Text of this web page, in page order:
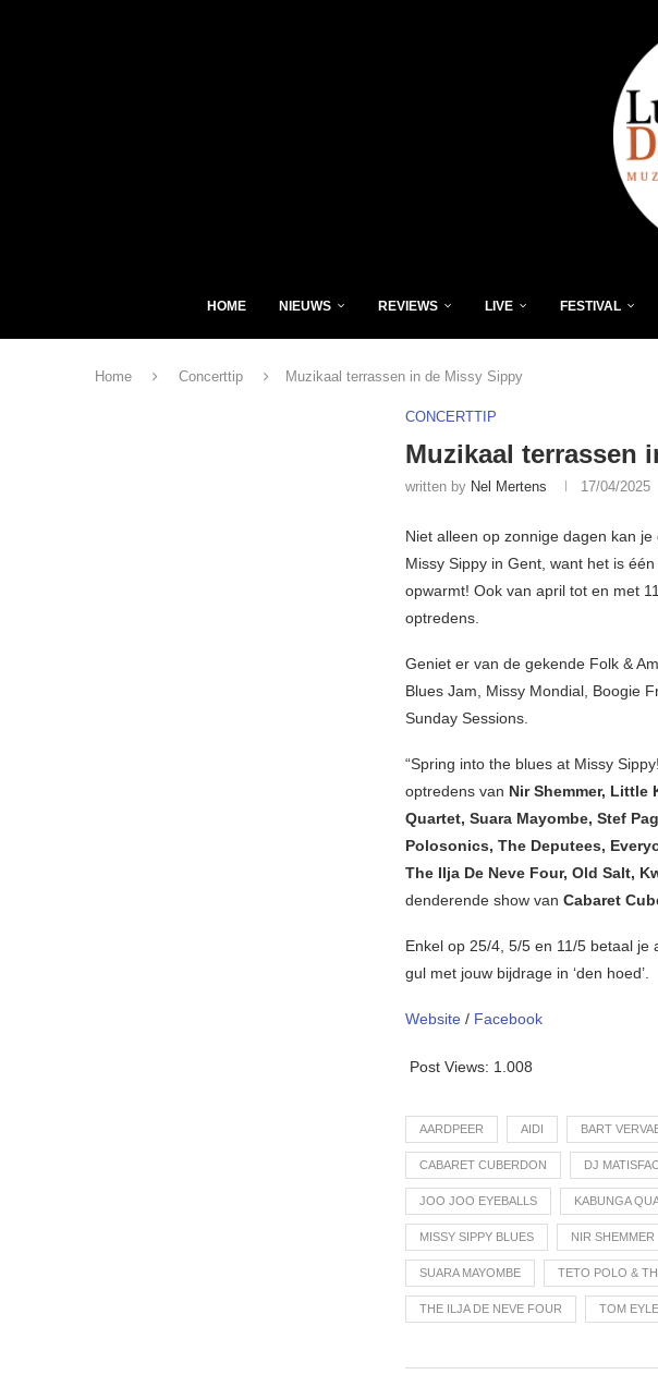
HOME NIEUWS REVIEWS LIVE FESTIVAL
Home Concerttip Muzikaal terrassen in de Missy Sippy
CONCERTTIP
Muzikaal terrassen
written by Nel Mertens 17/04/2025
Niet alleen op zonnige dagen kan
Missy Sippy in Gent, want het is
opwarmt! Ook van april tot en met
optredens.
Geniet er van de gekende Folk &
Blues Jam, Missy Mondial, Boogie
Sunday Sessions.
“Spring into the blues at Missy
optredens van Nir Shemmer, Little
Quartet, Suara Mayombe, Stef
Polosonics, The Deputees,
The Ilja De Neve Four, Old Salt,
denderende show van Cabaret
Enkel op 25/4, 5/5 en 11/5 betaal
gul met jouw bijdrage in ‘den hoed’.
Website / Facebook
Post Views: 1.008
AARDPEER AIDI BART
CABARET CUBERDON DJ
JOO JOO EYEBALLS KABUNGA
MISSY SIPPY BLUES NIR SHEMMER
SUARA MAYOMBE TETO POLO &
THE ILJA DE NEVE FOUR TOM